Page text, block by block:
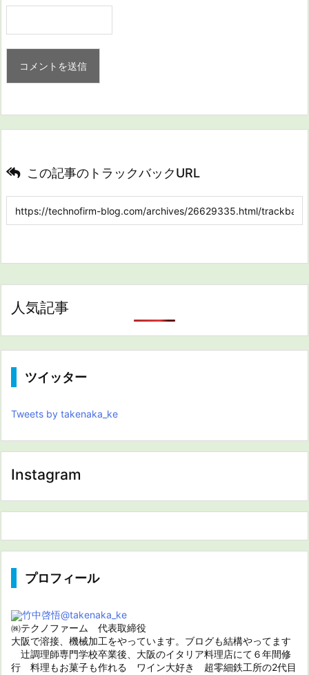
この記事のトラックバックURL
人気記事
ツイッター
Tweets by takenaka_ke
Instagram
プロフィール
竹中啓悟@takenaka_ke
㈱テクノファーム 代表取締役
大阪で溶接、機械加工をやっています。ブログも結構やってます
辻調理師専門学校卒業後、大阪のイタリア料理店にて６年間修
行 料理もお菓子も作れる ワイン大好き 超零細鉄工所の2代目